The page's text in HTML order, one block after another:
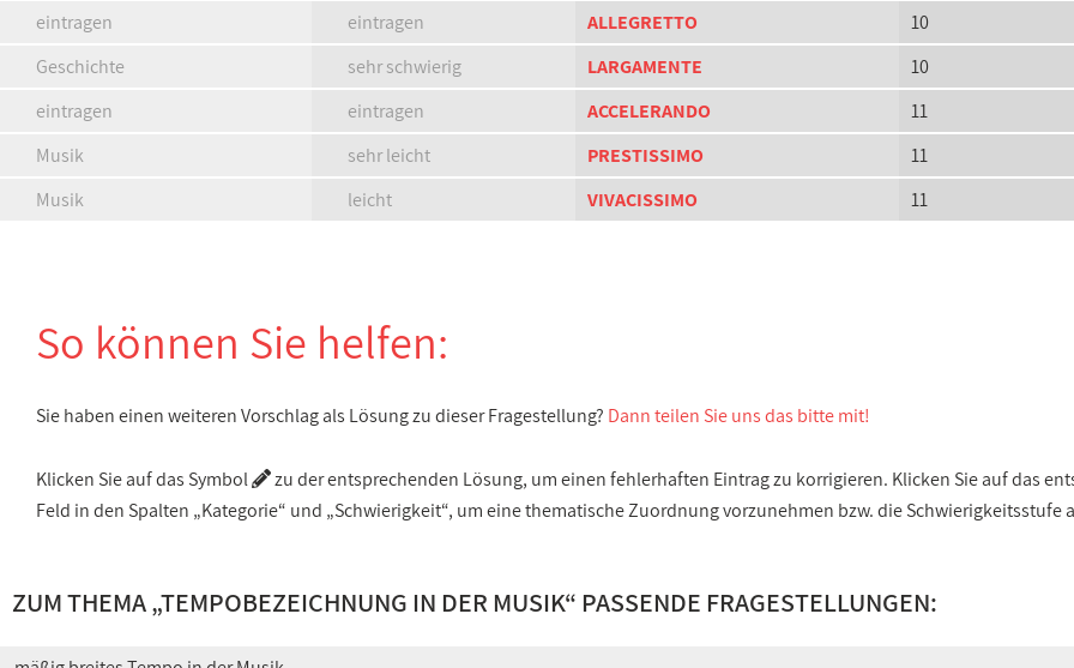
eintragen
eintragen ALLEGRETTO
10
Geschichte
sehr schwierig LARGAMENTE
10
eintragen
eintragen ACCELERANDO
11
Musik
sehr leicht PRESTISSIMO
11
Musik
leicht VIVACISSIMO 11
So können Sie helfen:
Sie haben einen weiteren Vorschlag als Lösung zu dieser Fragestellung? Dann teilen Sie uns das bitte mit!
Klicken Sie auf das Symbol
zu der entsprechenden Lösung, um einen fehlerhaften Eintrag zu korrigieren. Klicken Sie auf das
Feld in den Spalten „Kategorie“ und „Schwierigkeit“, um eine thematische Zuordnung vorzunehmen bzw. die Schwierigkeitsstufe
ZUM THEMA „TEMPOBEZEICHNUNG IN DER MUSIK“ PASSENDE FRAGESTELLUNGEN: